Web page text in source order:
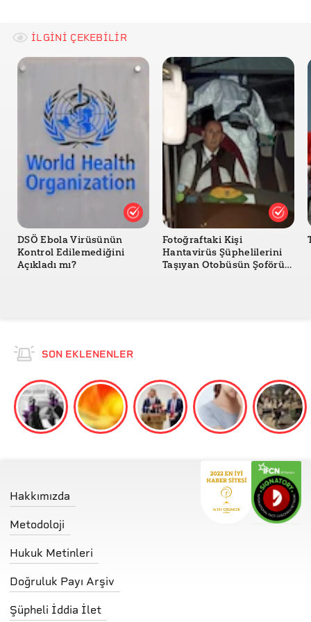
Medline Plus: Viral Infections
WebMD: Surface Cleaning and COVID-19: What You
New Jersey Eyaleti Sağlık Bakanlığı: Why do viruses
survive outside the human body?
İLGİNİ ÇEKEBİLİR
DSÖ Ebola Virüsünün
Kontrol Edilemediğini
Açıkladı mı?
Fotoğraftaki Kişi
Hantavirüs Şüphelilerini
Taşıyan Otobüsün Şoförü
SON EKLENENLER
Hakkımızda
Metodoloji
Hukuk Metinleri
Doğruluk Payı Arşiv
Şüpheli İddia İlet